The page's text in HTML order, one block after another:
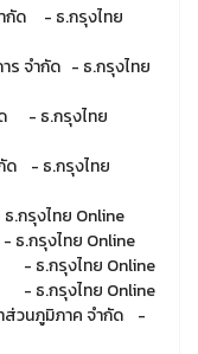
กัด - ธ.กรุงไทย
ร จำกัด - ธ.กรุงไทย
- ธ.กรุงไทย
ด - ธ.กรุงไทย
รุงไทย Online
.กรุงไทย Online
ธ.กรุงไทย Online
ธ.กรุงไทย Online
ส่วนภูมิภาค จำกัด -